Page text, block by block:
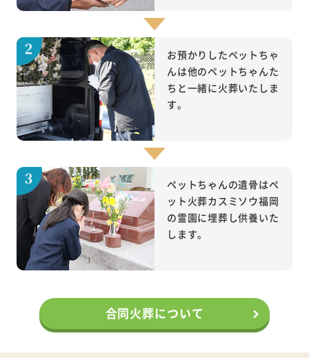
お預かりしたペットちゃ
んは他のペットちゃんた
ちと一緒に火葬いたしま
す。
ペットちゃんの遺骨はペ
ット火葬カスミソウ福岡
の霊園に埋葬し供養いた
します。
合同火葬について